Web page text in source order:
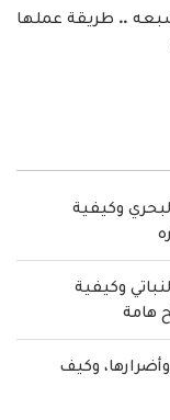
.. طريقة عملها
وكيفية
وكيفية
هامة
وأضرارها، وكيف